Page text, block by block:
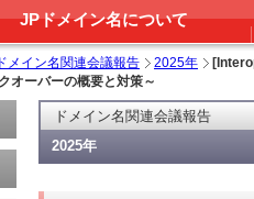
JPドメイン名について
ドメイン名関連会議報告 2025年
オーバーの概要と対策～
ドメイン名関連会議報告
2025年